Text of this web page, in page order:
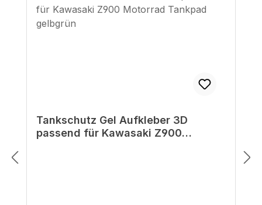
Tankschutz Gel Aufkleber 3D
passend für Kawasaki Z900